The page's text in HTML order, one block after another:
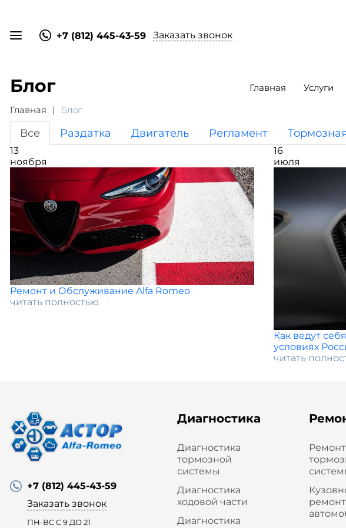
+7 (812) 445-43-59 Заказать звонок
Главная Услуги
Блог
Главная Блог
Все Раздатка Двигатель Регламент
13
ноября
Ремонт и Обслуживание Alfa Romeo
читать полностью
16
июля
Как ведут
условиях
читать
+7 (812) 445-43-59
Заказать звонок
ПН-ВС С 9 ДО 21
Диагностика
Диагностика
тормозной
системы
Диагностика
ходовой части
Диагностика
Ремонт
ремонт